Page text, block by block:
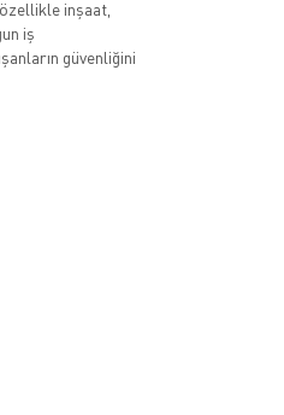
inşaat,
iş
güvenliğini